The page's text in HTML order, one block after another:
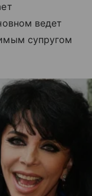
ведет
супругом